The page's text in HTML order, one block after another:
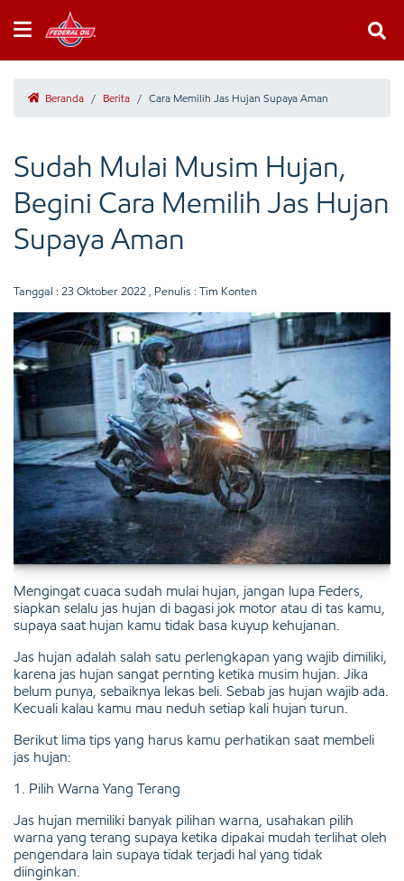
Beranda / Berita / Cara Memilih Jas Hujan Supaya Aman
Sudah Mulai Musim Hujan,
Begini Cara Memilih Jas Hujan
Supaya Aman
Tanggal : 23 Oktober 2022 , Penulis : Tim Konten
Mengingat cuaca sudah mulai hujan, jangan lupa Feders,
siapkan selalu jas hujan di bagasi jok motor atau di tas kamu,
supaya saat hujan kamu tidak basa kuyup kehujanan.
Jas hujan adalah salah satu perlengkapan yang wajib dimiliki,
karena jas hujan sangat pernting ketika musim hujan. Jika
belum punya, sebaiknya lekas beli. Sebab jas hujan wajib ada.
Kecuali kalau kamu mau neduh setiap kali hujan turun.
Berikut lima tips yang harus kamu perhatikan saat membeli
jas hujan:
1. Pilih Warna Yang Terang
Jas hujan memiliki banyak pilihan warna, usahakan pilih
warna yang terang supaya ketika dipakai mudah terlihat oleh
pengendara lain supaya tidak terjadi hal yang tidak
diinginkan.